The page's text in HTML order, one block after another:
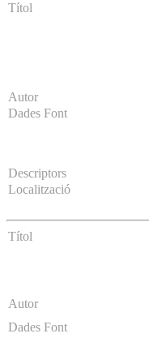
Títol
Autor
Dades Font
Descriptors
Localització
Títol
Autor
Dades Font